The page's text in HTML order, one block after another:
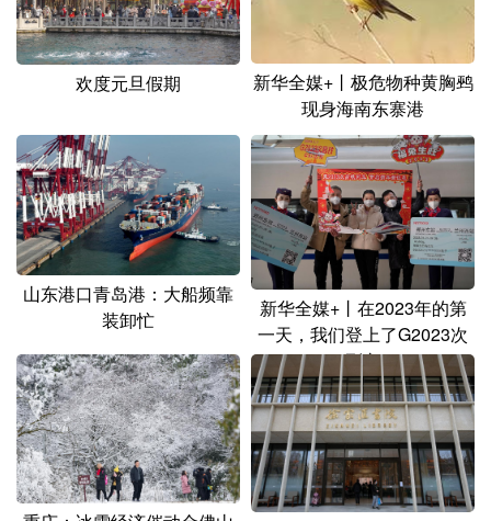
欢度元旦假期
新华全媒+丨极危物种黄胸鹀
现身海南东寨港
山东港口青岛港：大船频靠
装卸忙
新华全媒+丨在2023年的第
一天，我们登上了G2023次
列车